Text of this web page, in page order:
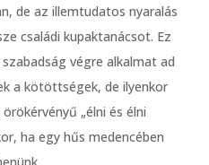
de az illemtudatos nyaralás
családi kupaktanácsot. Ez
végre alkalmat ad
a kötöttségek, de ilyenkor
„élni és élni
ha egy hűs medencében